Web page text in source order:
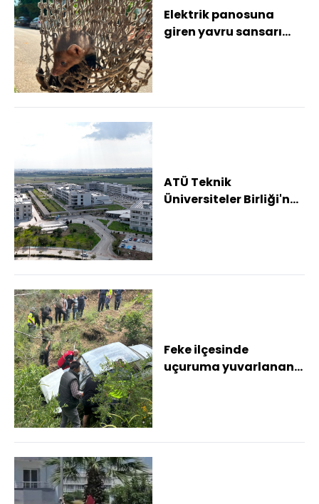
Elektrik panosuna
giren yavru sansarı
ATÜ Teknik
Üniversiteler Birliği'ne
Feke ilçesinde
uçuruma yuvarlanan